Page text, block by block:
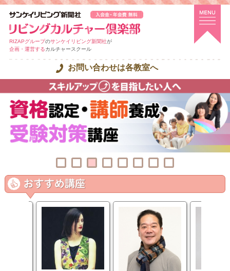
RIZAPグループのサンケイリビング新聞社が
企画・運営するカルチャースクール
お問い合わせは各教室へ